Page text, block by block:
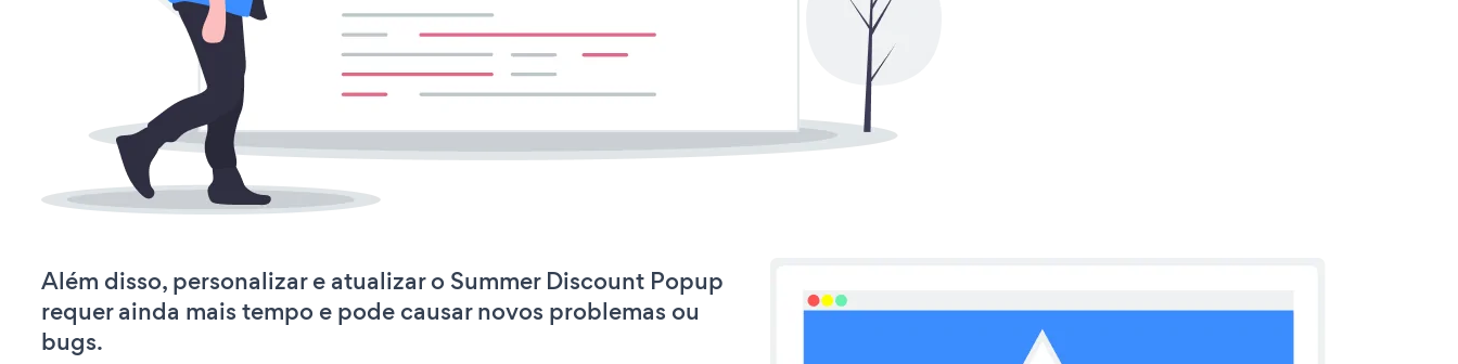
Além disso, personalizar e atualizar o Summer Discount Popup
requer ainda mais tempo e pode causar novos problemas ou
bugs.